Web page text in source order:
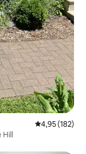
4,95 af 5 í
4,95 (182)
Hill